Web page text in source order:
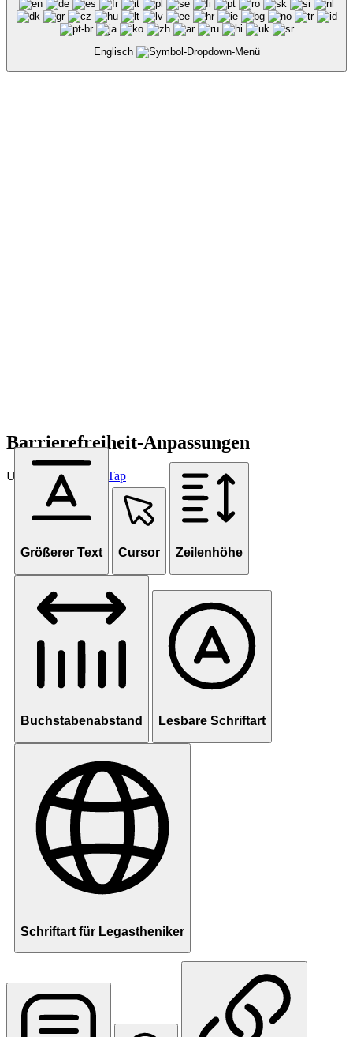
Englisch
Barrierefreiheit-Anpassungen
Unterstützt von OneTap
Größerer Text Cursor Zeilenhöhe
Buchstabenabstand Lesbare Schriftart
Schriftart für Legastheniker